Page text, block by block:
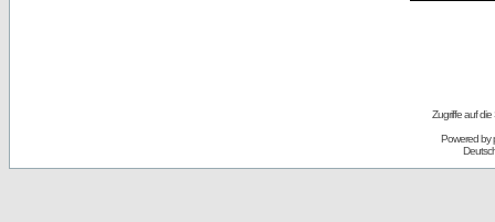
Zugriffe auf
Powered by